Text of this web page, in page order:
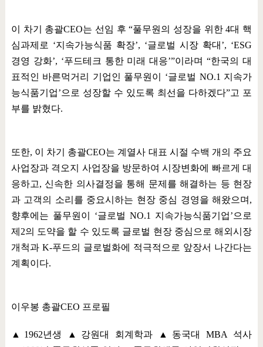
이 차기 총괄CEO는 선임 후“풀무원의 성장을 위한4대 핵
심과제로 ‘지속가능식품 확장’, ‘글로벌 시장 확대 ’, ‘ESG
경영 강화’, ‘푸드테크 통한 미래 대응’”이라며“한국의 대
표적인 바른먹거리 기업인 풀무원이 ‘글로벌 NO.1 지속가
능식품기업’으로 성장할 수 있도록 최선을 다하겠다”고 포
부를 밝혔다.
또한, 이 차기 총괄CEO는 계열사 대표 시절 수백 개의 주요
사업장과 격오지 사업장을 방문하여 시장변화에 빠르게 대
응하고, 신속한 의사결정을 통해 문제를 해결하는 등 현장
과 고객의 소리를 중요시하는 현장 중심 경영을 해왔으며 ,
향후에는 풀무원이 ‘글로벌NO.1 지속가능식품기업’으로
제 2의 도약을 할 수 있도록 글로벌 현장 중심으로 해외시장
개척과 K-푸드의 글로벌화에 적극적으로 앞장서 나간다는
계획이다.
이우봉 총괄CEO 프로필
▲ 1962년생 ▲ 강원대 회계학과 ▲ 동국대 MBA 석사